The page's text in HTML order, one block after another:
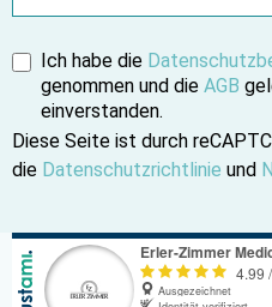
Ich habe die
genommen und die AGB
einverstanden.
Diese Seite ist durch
die Datenschutzrichtlinie und